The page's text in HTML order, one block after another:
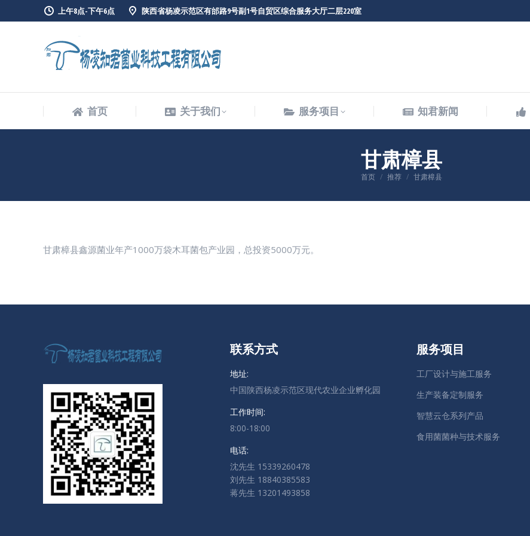
上午8点-下午6点 陕西省杨凌示范区有邰路9号副1号自贸区综合服务大厅二层220室
首页 关于我们 服务项目 知君新闻
甘肃樟县
您在这里：
首页 推荐 甘肃樟县
甘肃樟县鑫源菌业年产1000万袋木耳菌包产业园，总投资5000万元。
联系方式
地址:
中国陕西杨凌示范区现代农业企业孵化园
工作时间:
8:00-18:00
电话:
沈先生 15339260478
刘先生 18840385583
蒋先生 13201493858
服务项目
工厂设计与施工服务
生产装备定制服务
智慧云仓系列产品
食用菌菌种与技术服务
首页 关于我们 服务项目 知君新闻